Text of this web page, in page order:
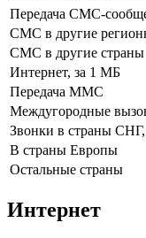
Передача СМС-
СМС в другие
СМС в другие страны
Интернет, за 1 МБ
Передача ММС
Междугородные
Звонки в страны
В страны Европы
Остальные страны
Интернет